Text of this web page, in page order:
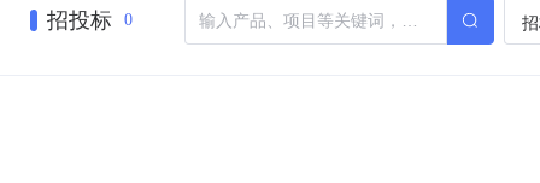
招投标 0